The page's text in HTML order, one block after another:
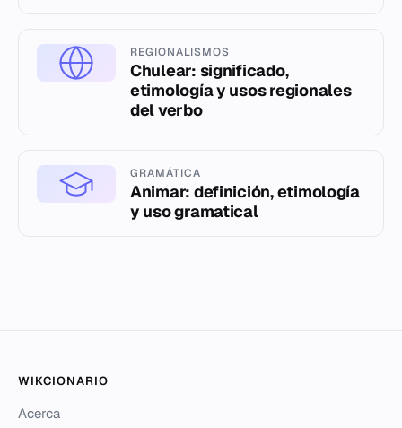
REGIONALISMOS
Chulear: significado,
etimología y usos regionales
del verbo
GRAMÁTICA
Animar: definición, etimología
y uso gramatical
WIKCIONARIO
Acerca